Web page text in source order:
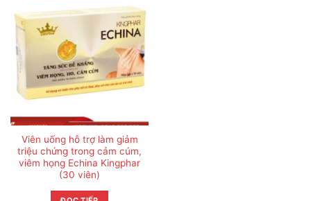
Viên uống hỗ trợ làm giảm
triệu chứng trong cảm cúm,
viêm họng Echina Kingphar
(30 viên)